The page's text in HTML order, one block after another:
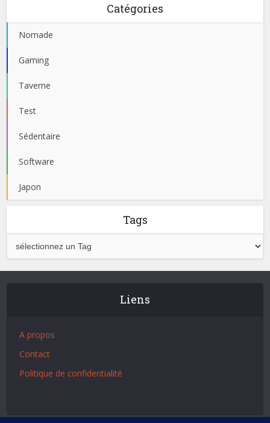
Catégories
Nomade
Gaming
Taverne
Test
Sédentaire
Software
Japon
Tags
Liens
A propos
Contact
Politique de confidentialité